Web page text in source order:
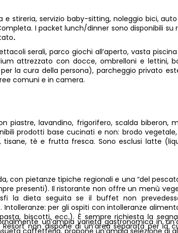
un’ampia varietà gastronomica in
caffetteria, propone un’ampia selezione di
con pietanze tipiche regionali e una “del
presenti). Il ristorante non offre un menù
la dieta seguita se il buffet non
per gli ospiti con intolleranze
biscotti, ecc.). È sempre richiesta la
non dispone di un’area separata per la
piastre, lavandino, frigorifero, scalda biberon,
prodotti base cucinati e non: brodo
tè e frutta fresca. Sono esclusi latte
serali, parco giochi all’aperto, vasta
attrezzato con docce, ombrelloni e lettini,
la cura della persona), parcheggio privato
comuni e in camera.
stireria, servizio baby-sitting, noleggio bici,
I packet lunch/dinner sono disponibili su
.